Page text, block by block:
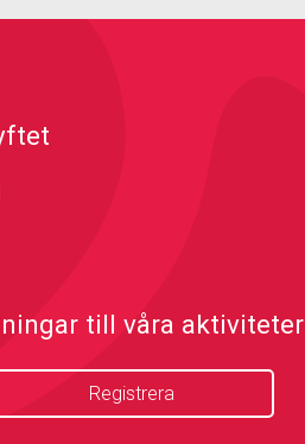
till våra aktiviteter